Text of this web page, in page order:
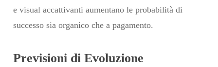
e visual accattivanti aumentano le probabilità di
successo sia organico che a pagamento.
Previsioni di Evoluzione